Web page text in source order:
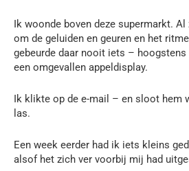
Ik woonde boven deze supermarkt. Al
om de geluiden en geuren en het
gebeurde daar nooit iets –
een omgevallen appeldisplay.
Ik klikte op de e-mail – en sloot hem
las.
Een week eerder had ik iets kleins
alsof het zich ver voorbij mij had